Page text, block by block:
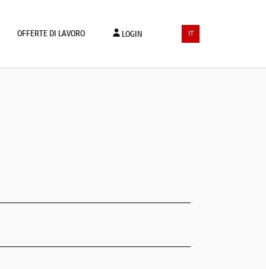
OFFERTE DI LAVORO LOGIN